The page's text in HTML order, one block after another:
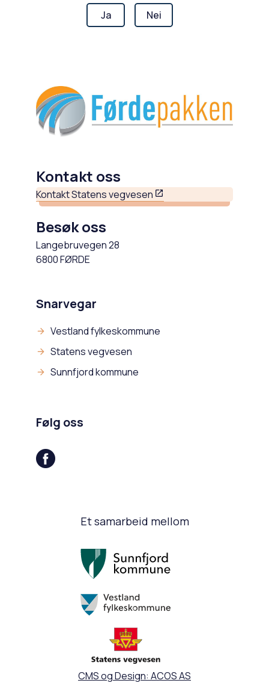
Ja Nei
Kontakt oss
Kontakt Statens vegvesen
Besøk oss
Langebruvegen 28
6800 FØRDE
Snarvegar
Vestland fylkeskommune
Statens vegvesen
Sunnfjord kommune
Følg oss
Et samarbeid mellom
CMS og Design: ACOS AS